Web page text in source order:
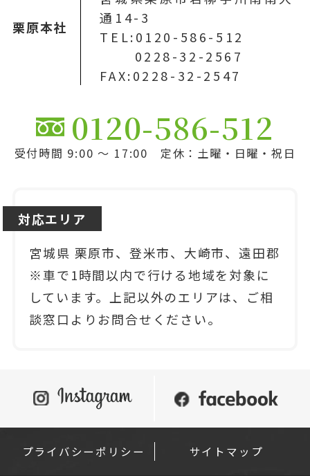
栗原本社
通14-3
TEL:0120-586-512
0228-32-2567
FAX:0228-32-2547
0120-586-512
受付時間 9:00 ～ 17:00 定休：土曜・日曜・祝日
対応エリア
宮城県 栗原市、登米市、大崎市、遠田郡
※車で1時間以内で行ける地域を対象に
しています。上記以外のエリアは、ご相
談窓口よりお問合せください。
プライバシーポリシー サイトマップ